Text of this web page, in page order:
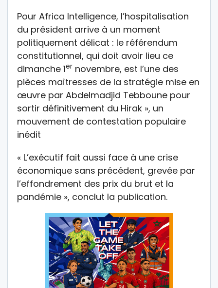
Pour Africa Intelligence, l’hospitalisation
du président arrive à un moment
politiquement délicat : le référendum
constitutionnel, qui doit avoir lieu ce
dimanche 1er novembre, est l’une des
pièces maîtresses de la stratégie mise en
œuvre par Abdelmadjid Tebboune pour
sortir définitivement du Hirak », un
mouvement de contestation populaire
inédit
« L’exécutif fait aussi face à une crise
économique sans précédent, grevée par
l’effondrement des prix du brut et la
pandémie », conclut la publication.